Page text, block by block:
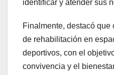
identificar y atender sus
Finalmente, destacó
de rehabilitación en
deportivos, con el
convivencia y el